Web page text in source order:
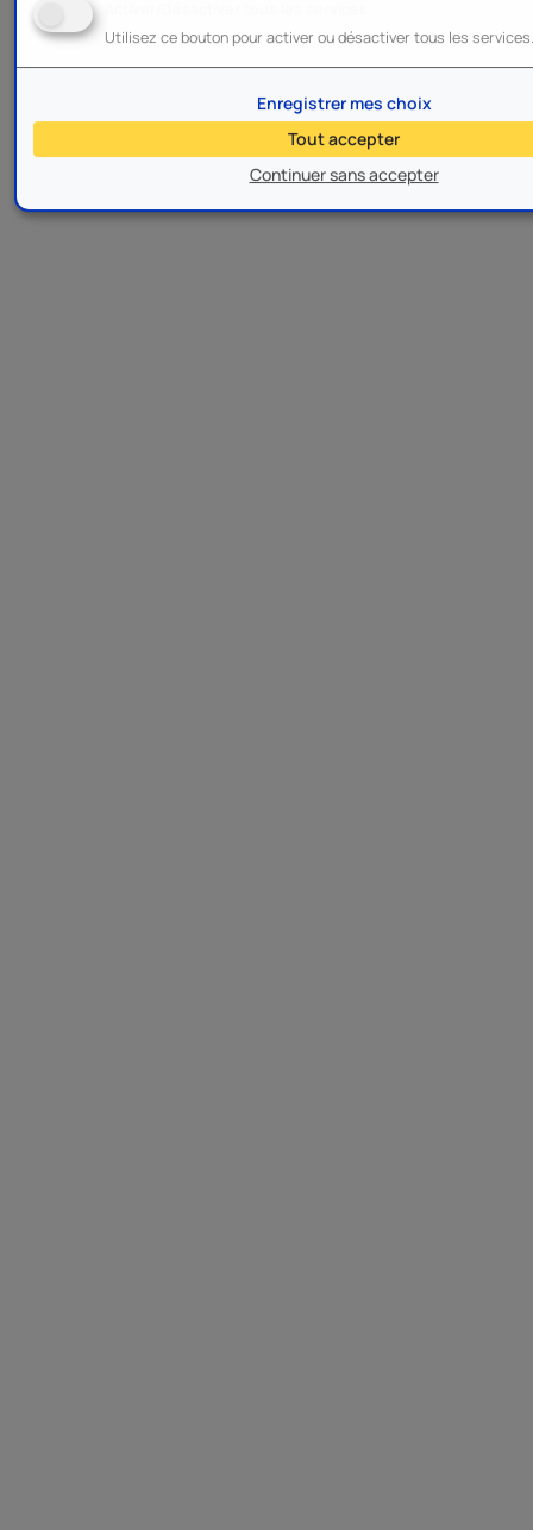
Utilisez ce bouton pour activer ou désactiver tous les services.
Continuer sans accepter
Enregistrer mes choix
Tout accepter